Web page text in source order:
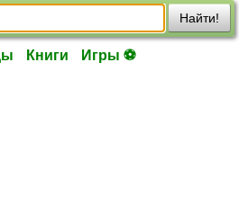
Найти!
Книги Игры ⚽